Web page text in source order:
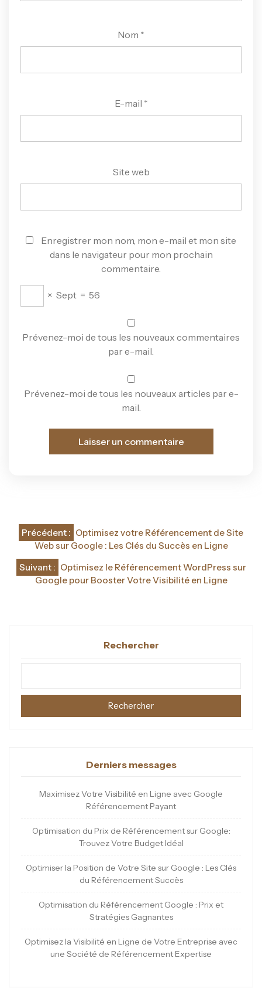
Nom *
E-mail *
Site web
Enregistrer mon nom, mon e-mail et mon site
dans le navigateur pour mon prochain
commentaire.
× Sept = 56
Prévenez-moi de tous les nouveaux commentaires
par e-mail.
Prévenez-moi de tous les nouveaux articles par e-
mail.
Navigation
l’article
Précédent : Optimisez votre Référencement de Site
Web sur Google : Les Clés du Succès en Ligne
Suivant : Optimisez le Référencement WordPress sur
Google pour Booster Votre Visibilité en Ligne
Rechercher
Rechercher
Derniers messages
Maximisez Votre Visibilité en Ligne avec Google
Référencement Payant
Optimisation du Prix de Référencement sur Google:
Trouvez Votre Budget Idéal
Optimiser la Position de Votre Site sur Google : Les Clés
du Référencement Succès
Optimisation du Référencement Google : Prix et
Stratégies Gagnantes
Optimisez la Visibilité en Ligne de Votre Entreprise avec
une Société de Référencement Expertise